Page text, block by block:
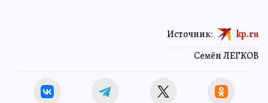
Семён ЛЕГКОВ
Источник: kp.ru